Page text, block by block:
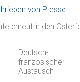
von Presse
erneut in den
Deutsch-
französischer
Austausch